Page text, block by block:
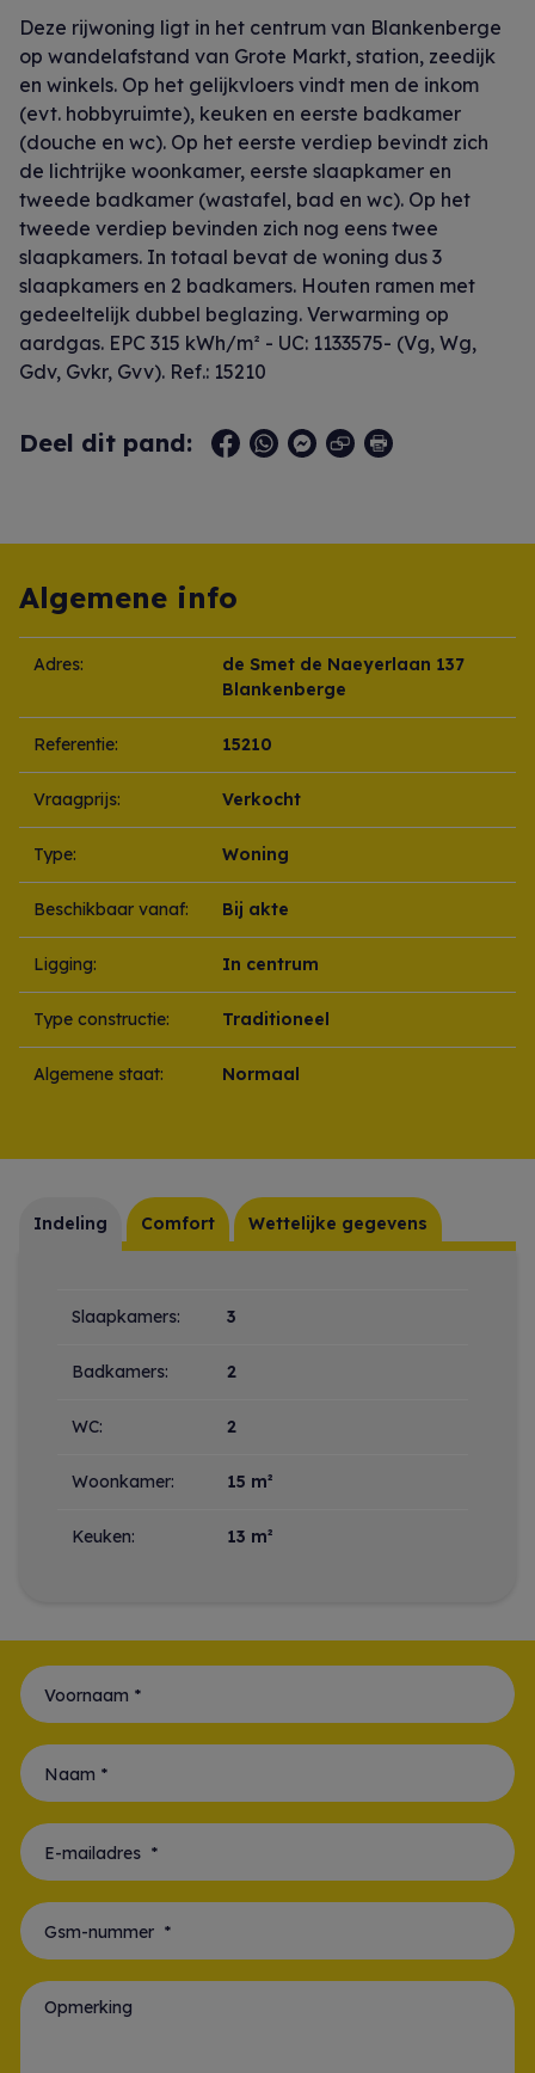
Deze rijwoning ligt in het centrum van Blankenberge
op wandelafstand van Grote Markt, station, zeedijk
en winkels. Op het gelijkvloers vindt men de inkom
(evt. hobbyruimte), keuken en eerste badkamer
(douche en wc). Op het eerste verdiep bevindt zich
de lichtrijke woonkamer, eerste slaapkamer en
tweede badkamer (wastafel, bad en wc). Op het
tweede verdiep bevinden zich nog eens twee
slaapkamers. In totaal bevat de woning dus 3
slaapkamers en 2 badkamers. Houten ramen met
gedeeltelijk dubbel beglazing. Verwarming op
aardgas. EPC 315 kWh/m² - UC: 1133575- (Vg, Wg,
Gdv, Gvkr, Gvv). Ref.: 15210
Deel dit pand:
Algemene info
Adres:
de Smet de Naeyerlaan 137
Blankenberge
Referentie: 15210
Vraagprijs: Verkocht
Type: Woning
Beschikbaar vanaf: Bij akte
Ligging: In centrum
Type constructie: Traditioneel
Algemene staat: Normaal
Indeling Comfort Wettelijke gegevens
Indeling
Slaapkamers: 3
Badkamers: 2
WC: 2
Woonkamer: 15 m²
Keuken: 13 m²